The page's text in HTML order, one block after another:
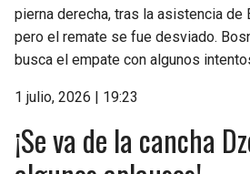
pierna derecha, tras la asistencia de
pero el remate se fue desviado.
busca el empate con algunos
1 julio, 2026 | 19:23
¡Se va de la cancha